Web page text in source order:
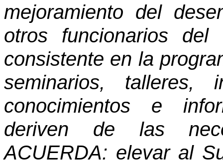
mejoramiento del
otros funcionarios
consistente en la
seminarios, talleres,
conocimientos e
deriven de las
ACUERDA: elevar al